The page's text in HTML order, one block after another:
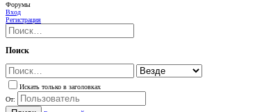
Форумы
Вход
Регистрация
Поиск
Искать только в заголовках
От: